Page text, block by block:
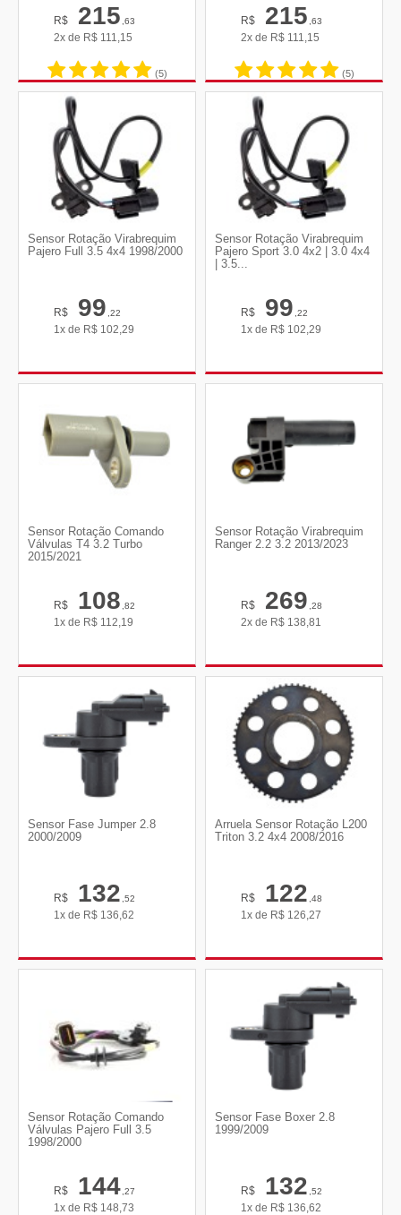
R$ 215,63
2x de R$ 111,15
(5)
R$ 215,63
2x de R$ 111,15
(5)
Sensor Rotação Virabrequim
Pajero Full 3.5 4x4 1998/2000
R$ 99,22
1x de R$ 102,29
Sensor Rotação Virabrequim
Pajero Sport 3.0 4x2 | 3.0 4x4
| 3.5...
R$ 99,22
1x de R$ 102,29
Sensor Rotação Comando
Válvulas T4 3.2 Turbo
2015/2021
R$ 108,82
1x de R$ 112,19
Sensor Rotação Virabrequim
Ranger 2.2 3.2 2013/2023
R$ 269,28
2x de R$ 138,81
Sensor Fase Jumper 2.8
2000/2009
R$ 132,52
1x de R$ 136,62
Arruela Sensor Rotação L200
Triton 3.2 4x4 2008/2016
R$ 122,48
1x de R$ 126,27
Sensor Rotação Comando
Válvulas Pajero Full 3.5
1998/2000
R$ 144,27
1x de R$ 148,73
Sensor Fase Boxer 2.8
1999/2009
R$ 132,52
1x de R$ 136,62